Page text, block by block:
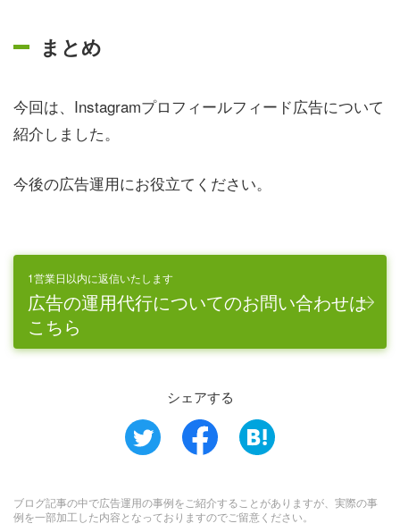
まとめ
今回は、Instagramプロフィールフィード広告について
紹介しました。
今後の広告運用にお役立てください。
1営業日以内に返信いたします
広告の運用代行についてのお問い合わせは
こちら
シェアする
ブログ記事の中で広告運用の事例をご紹介することがありますが、実際の事
例を一部加工した内容となっておりますのでご留意ください。